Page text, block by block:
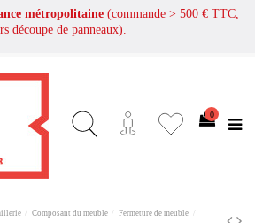
métropolitaine (commande > 500 € TTC,
découpe de panneaux).
0
Composant du meuble
Fermeture de meuble